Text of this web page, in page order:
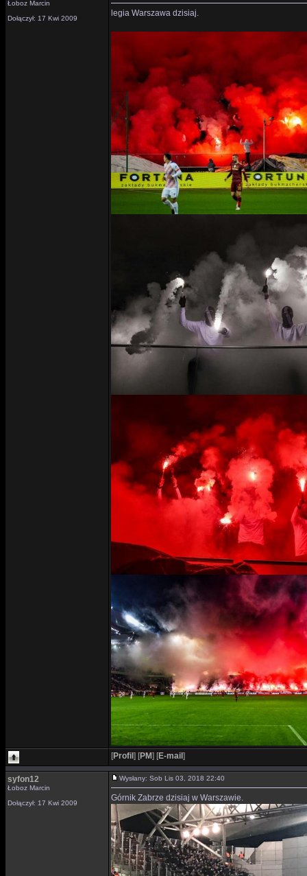
Łoboz Marcin
Dołączył: 17 Kwi 2009
legia Warszawa dzisiaj.
[Profil ] [PM] [E-mail ]
syfon12
Łoboz Marcin
Dołączył: 17 Kwi 2009
Wysłany: Sob Lis 03, 2018 22:40
Górnik Zabrze dzisiaj w Warszawie.